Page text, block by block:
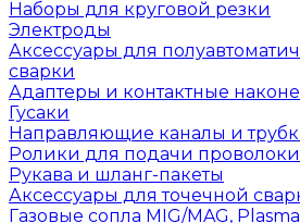
Наборы для круговой резки
Электроды
Аксессуары для
сварки
Адаптеры и контактные
Гусаки
Направляющие каналы и
Ролики для подачи проволоки
Рукава и шланг-пакеты
Аксессуары для точечной
Газовые сопла MIG/MAG,